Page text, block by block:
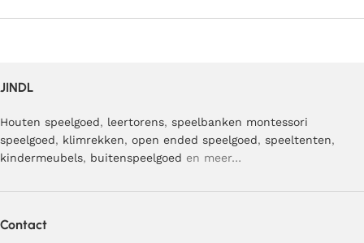
JINDL
Houten speelgoed, leertorens, speelbanken montessori
speelgoed, klimrekken, open ended speelgoed, speeltenten,
kindermeubels, buitenspeelgoed en meer…
Contact